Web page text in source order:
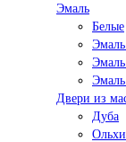
Эмаль
Белые
Эмаль
Эмаль
Двери из
Дуба
Ольхи